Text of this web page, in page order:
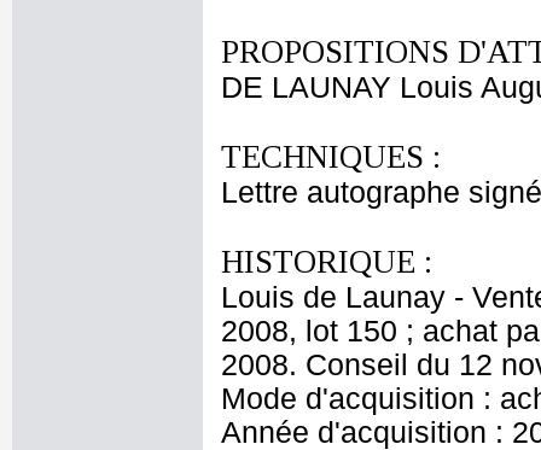
PROPOSITIONS
DE LAUNAY Louis
TECHNIQUES :
Lettre autographe
HISTORIQUE :
Louis de Launay -
2008, lot 150 ; achat
2008. Conseil du 12
Mode d'acquisition :
Année d'acquisition :